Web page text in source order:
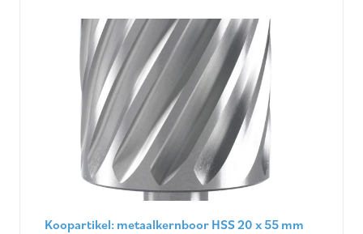
Koopartikel: metaalkernboor HSS 20 x 55 mm